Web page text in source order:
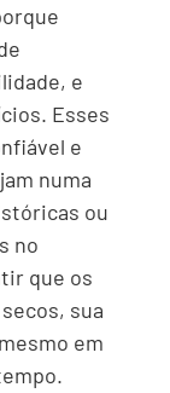
e
Esses
e
numa
ou
no
que os
sua
em